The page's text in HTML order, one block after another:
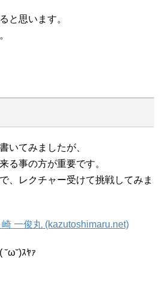
と思います。
いてみましたが、
る事の方が重要です。
、レクチャー受けて挑戦してみま
一俊丸 (kazutoshimaru.net)
ｽﾔｧ